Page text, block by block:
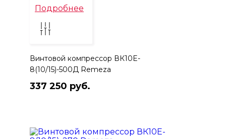
Подробнее
Винтовой компрессор ВК10E-
8(10/15)-500Д Remeza
337 250 руб.